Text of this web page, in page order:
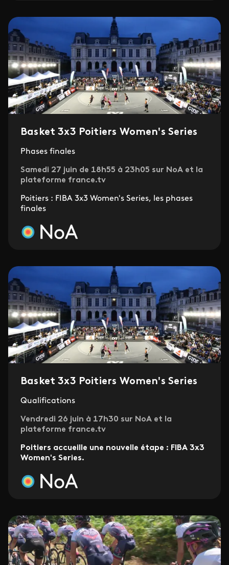
Basket 3x3 Poitiers Women's Series
Phases finales
Samedi 27 juin de 18h55 à 23h05 sur NoA et la
plateforme france.tv
Poitiers : FIBA 3x3 Women's Series, les phases
finales
Basket 3x3 Poitiers Women's Series
Qualifications
Vendredi 26 juin à 17h30 sur NoA et la
plateforme france.tv
Poitiers accueille une nouvelle étape : FIBA 3x3
Women's Series.